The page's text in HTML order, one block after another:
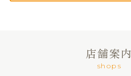
店舗案内
shops